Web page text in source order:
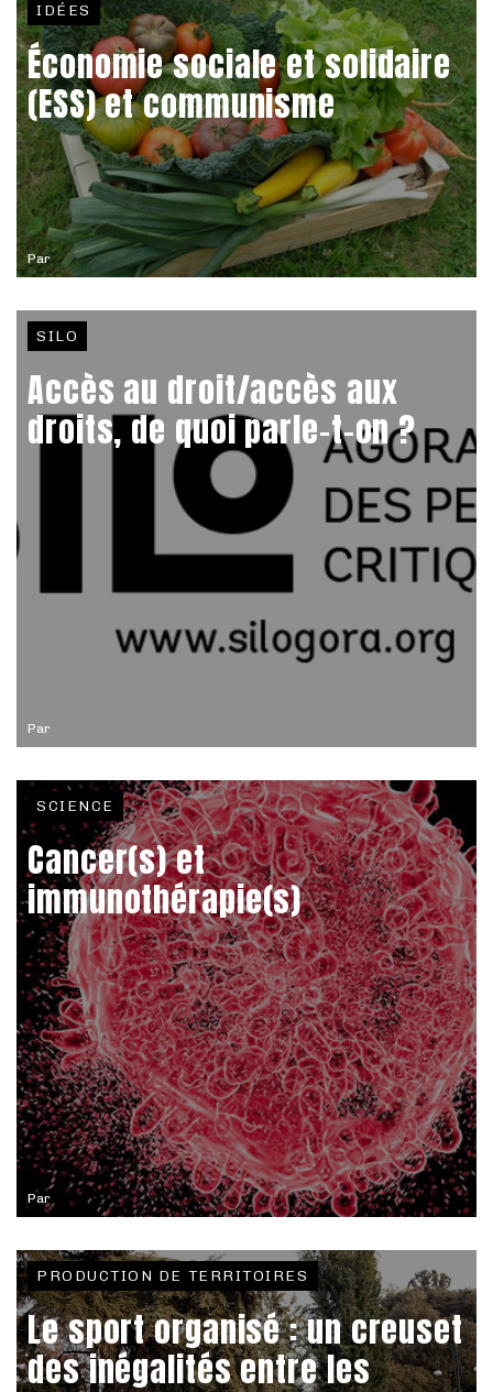
Par
IDÉES
Économie sociale et solidaire
(ESS) et communisme
Par
SILO
Accès au droit/accès aux
droits, de quoi parle-t-on ?
Par
SCIENCE
Cancer(s) et
immunothérapie(s)
PRODUCTION DE TERRITOIRES
Le sport organisé : un creuset
des inégalités entre les